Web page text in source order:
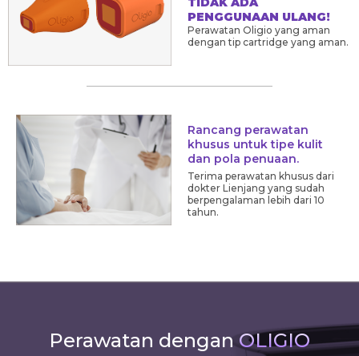
PENGGUNAAN ULANG!
Perawatan Oligio yang aman
dengan tip cartridge yang aman.
Rancang perawatan
khusus untuk tipe kulit
dan pola penuaan.
Terima perawatan khusus dari
dokter Lienjang yang sudah
berpengalaman lebih dari 10
tahun.
Perawatan denganOLIGIO